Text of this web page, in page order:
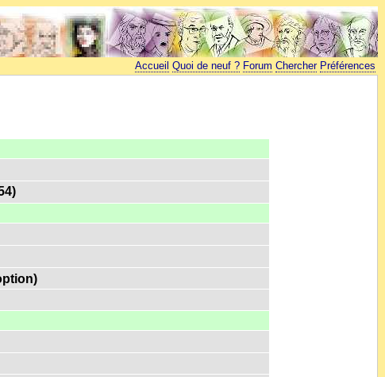
Accueil Quoi de neuf ? Forum Chercher Préférences